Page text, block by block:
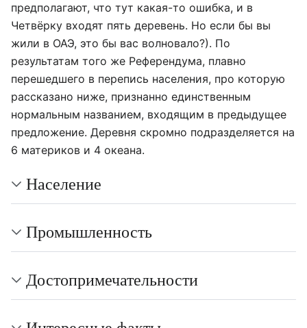
предполагают, что тут какая-то ошибка, и в
Четвёрку входят пять деревень. Но если бы вы
жили в ОАЭ, это бы вас волновало?). По
результатам того же Референдума, плавно
перешедшего в перепись населения, про которую
рассказано ниже, признанно единственным
нормальным названием, входящим в предыдущее
предложение. Деревня скромно подразделяется на
6 материков и 4 океана.
Население
Промышленность
Достопримечательности